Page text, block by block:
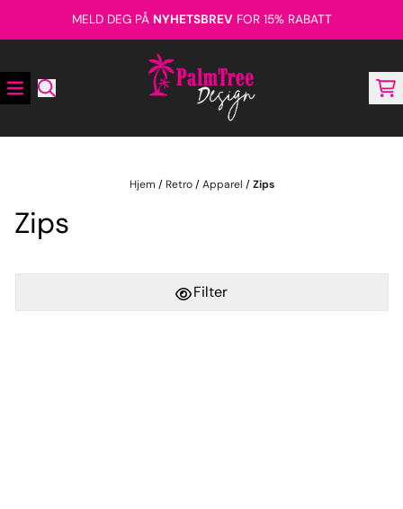
Hopp til innholdMELD DEG PÅ NYHETSBREV FOR 15% RABATT
Hjem / Retro/Apparel /Zips
Zips
Filter